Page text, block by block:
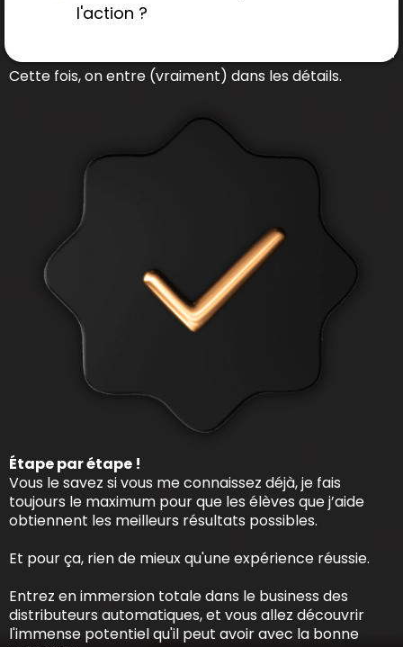
l'action ?
Cette fois, on entre (vraiment) dans les détails.
Étape par étape !
Vous le savez si vous me connaissez déjà, je fais
toujours le maximum pour que les élèves que j’aide
obtiennent les meilleurs résultats possibles.
Et pour ça, rien de mieux qu'une expérience réussie.
Entrez en immersion totale dans le business des
distributeurs automatiques, et vous allez découvrir
l'immense potentiel qu'il peut avoir avec la bonne